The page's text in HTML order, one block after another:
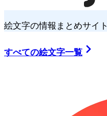
絵文字の情報まとめサイト
すべての絵文字一覧